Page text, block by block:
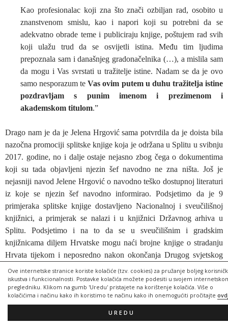
Ove internetske stranice koriste kolačiće (tzv. cookies) za pružanje boljeg
iskustva i funkcionalnosti. Postavke kolačića možete podesiti u svojem
pregledniku. Klikom na gumb 'Uredu' pristajete na korištenje kolačića. Više o
kolačićima i načinu kako ih koristimo te načinu kako ih onemogućiti pročitajte
UREDU
Kao profesionalac koji zna što znači ozbiljan rad, osobito u
znanstvenom smislu, kao i napori koji su potrebni da se
adekvatno obrade teme i publiciraju knjige, poštujem rad svih
koji ulažu trud da se osvijetli istina. Među tim ljudima
prepoznala sam i današnjeg gradonačelnika (…), a mislila sam
da mogu i Vas svrstati u tražitelje istine. Nadam se da je ovo
samo nesporazum teVas ovim putem u duhu tražitelja istine
pozdravljam s punim imenom i prezimenom i
akademskom titulom.”
Drago nam je da je Jelena Hrgović sama potvrdila da je doista bila
nazočna promociji splitske knjige koja je održana u Splitu u svibnju
2017. godine, no i dalje ostaje nejasno zbog čega o dokumentima
koji su tada objavljeni njezin šef navodno ne zna ništa. Još je
nejasniji navod Jelene Hrgović o navodno teško dostupnoj literaturi
iz koje se njezin šef navodno informirao. Podsjetimo da je 9
primjeraka splitske knjige dostavljeno Nacionalnoj i sveučilišnoj
knjižnici, a primjerak se nalazi i u knjižnici Državnog arhiva u
Splitu. Podsjetimo i na to da se u sveučilišnim i gradskim
knjižnicama diljem Hrvatske mogu naći brojne knjige o stradanju
Hrvata tijekom i neposredno nakon okončanja Drugog svjetskog
rata, pa tako i knjiga
Mate Šimundića “ Hrvatski smrtni put
” u
kojoj je autor također pisao o splitskim logorima i stradanju
hrvatskog stanovništva na širem splitskom području. Čini se da je
sva ta silna literatura teško dostupna jedino političkim elitama.